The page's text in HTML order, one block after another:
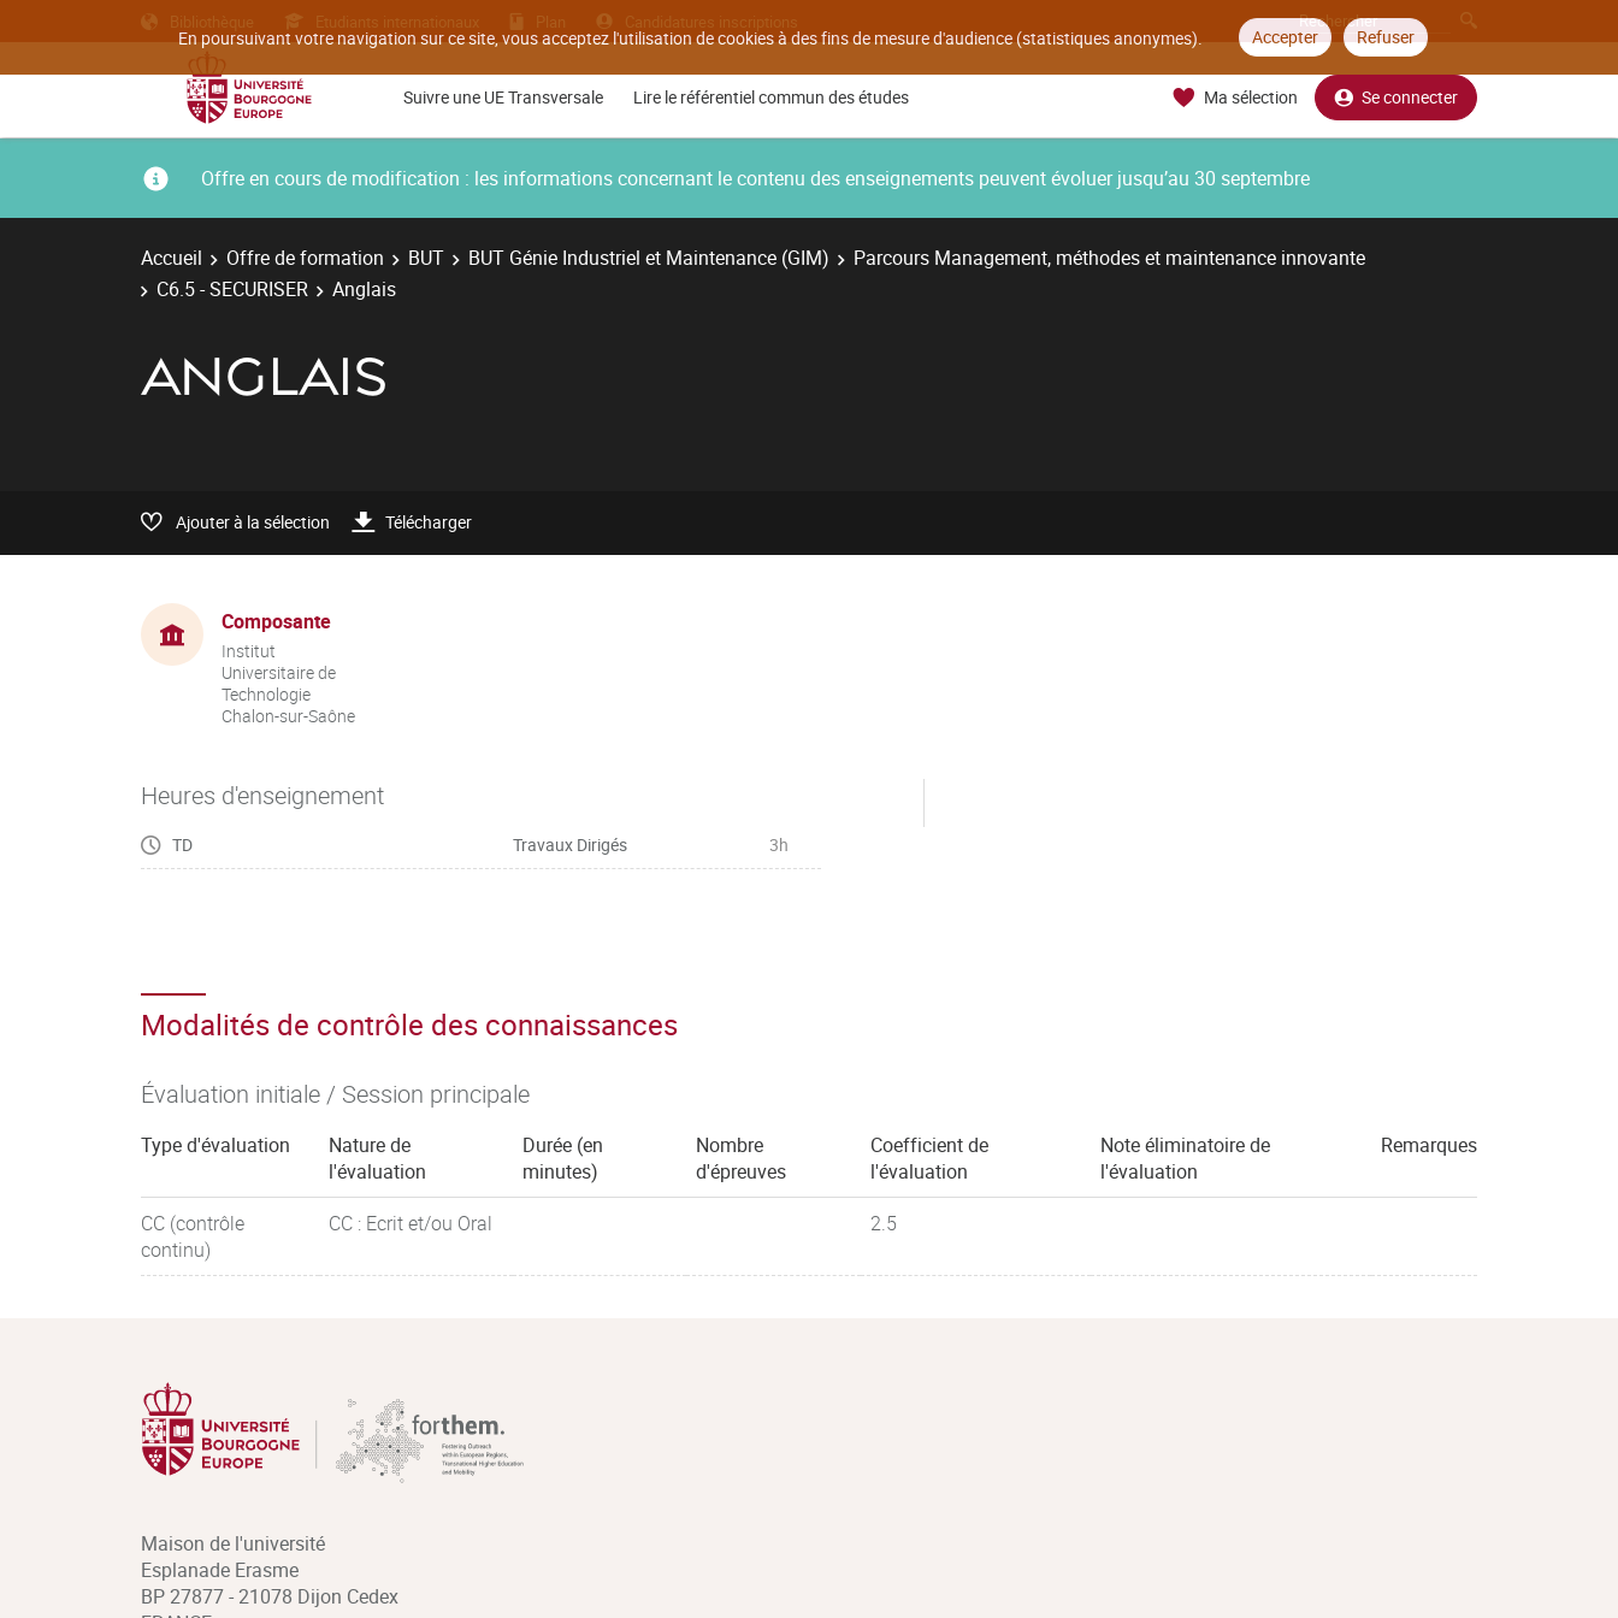
En poursuivant votre navigation sur ce site, vous acceptez l'utilisation de cookies à des fins de mesure d'audience (statistiques anonymes). Accepter Refuser
Bibliothèque Etudiants internationaux Plan Candidatures inscriptions
Suivre une UE Transversale Lire le référentiel commun des études Ma sélection Se connecter
Offre en cours de modification : les informations concernant le contenu des enseignements peuvent évoluer jusqu’au 30 septembre
Accueil Offre de formation BUT BUT Génie Industriel et Maintenance (GIM)
Parcours Management, méthodes et maintenance innovante
C6.5 - SECURISER
Anglais
ANGLAIS
Ajouter à la sélection Télécharger
Composante
Institut
Universitaire de
Technologie
Chalon-sur-Saône
Heures d'enseignement
TD Travaux Dirigés 3h
Modalités de contrôle des connaissances
Évaluation initiale / Session principale
Type d'évaluation
Nature de
l'évaluation
Durée (en
minutes)
Nombre
d'épreuves
Coefficient de
l'évaluation
Note éliminatoire de
l'évaluation
Remarques
CC (contrôle
continu)
CC : Ecrit et/ou Oral 2.5
Maison de l'université
Esplanade Erasme
BP 27877 - 21078 Dijon Cedex